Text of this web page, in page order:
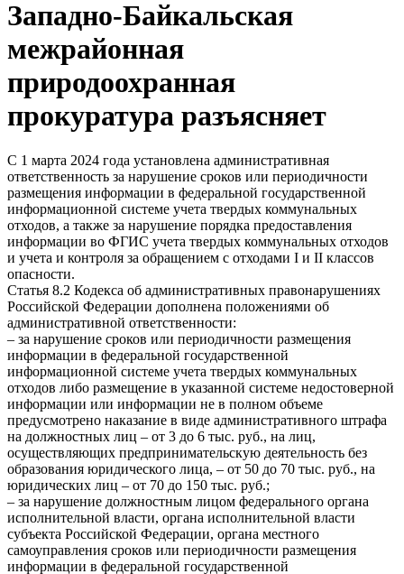
Западно-Байкальская
межрайонная
природоохранная
прокуратура разъясняет
С 1 марта 2024 года установлена административная
ответственность за нарушение сроков или периодичности
размещения информации в федеральной государственной
информационной системе учета твердых коммунальных
отходов, а также за нарушение порядка предоставления
информации во ФГИС учета твердых коммунальных отходов
и учета и контроля за обращением с отходами I и II классов
опасности.
Статья 8.2 Кодекса об административных правонарушениях
Российской Федерации дополнена положениями об
административной ответственности:
– за нарушение сроков или периодичности размещения
информации в федеральной государственной
информационной системе учета твердых коммунальных
отходов либо размещение в указанной системе недостоверной
информации или информации не в полном объеме
предусмотрено наказание в виде административного штрафа
на должностных лиц – от 3 до 6 тыс. руб., на лиц,
осуществляющих предпринимательскую деятельность без
образования юридического лица, – от 50 до 70 тыс. руб., на
юридических лиц – от 70 до 150 тыс. руб.;
– за нарушение должностным лицом федерального органа
исполнительной власти, органа исполнительной власти
субъекта Российской Федерации, органа местного
самоуправления сроков или периодичности размещения
информации в федеральной государственной